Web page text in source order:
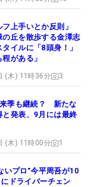
フ上手いとか反則」
の丘を散歩する金澤志
イルに「8頭身！」
程がある」
(木) 11時36分 3
季も継続？ 新たな
と発表、9月には最終
(木) 11時00分 1
いプロ”今平周吾が10
ドライバーチェン